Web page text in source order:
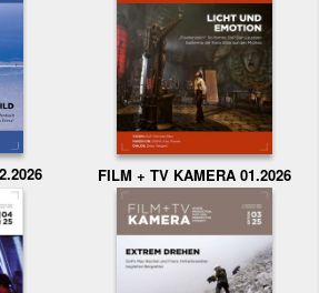
FILM + TV KAMERA 01.2026